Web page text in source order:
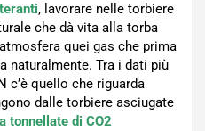
, lavorare nelle torbiere
che dà vita alla torba
quei gas che prima
naturalmente. Tra i dati più
c’è quello che riguarda
dalle torbiere asciugate
tonnellate di CO2